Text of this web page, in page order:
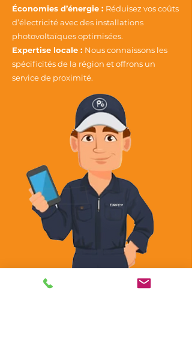
Économies d’énergie : Réduisez vos coûts
d’électricité avec des installations
photovoltaïques optimisées.
Expertise locale : Nous connaissons les
spécificités de la région et offrons un
service de proximité.